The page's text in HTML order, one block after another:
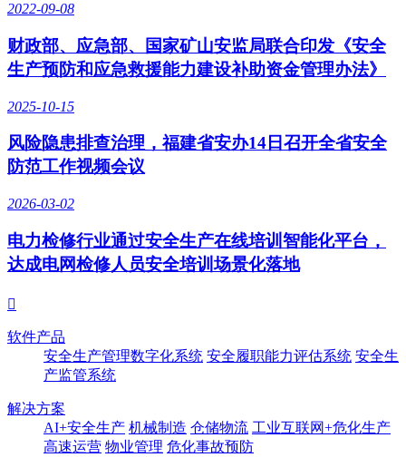
2022-09-08
财政部、应急部、国家矿山安监局联合印发《安全
生产预防和应急救援能力建设补助资金管理办法》
2025-10-15
风险隐患排查治理，福建省安办14日召开全省安全
防范工作视频会议
2026-03-02
电力检修行业通过安全生产在线培训智能化平台，
达成电网检修人员安全培训场景化落地

软件产品
安全生产管理数字化系统 安全履职能力评估系统 安全生
产监管系统
解决方案
AI+安全生产 机械制造 仓储物流 工业互联网+危化生产
高速运营 物业管理 危化事故预防